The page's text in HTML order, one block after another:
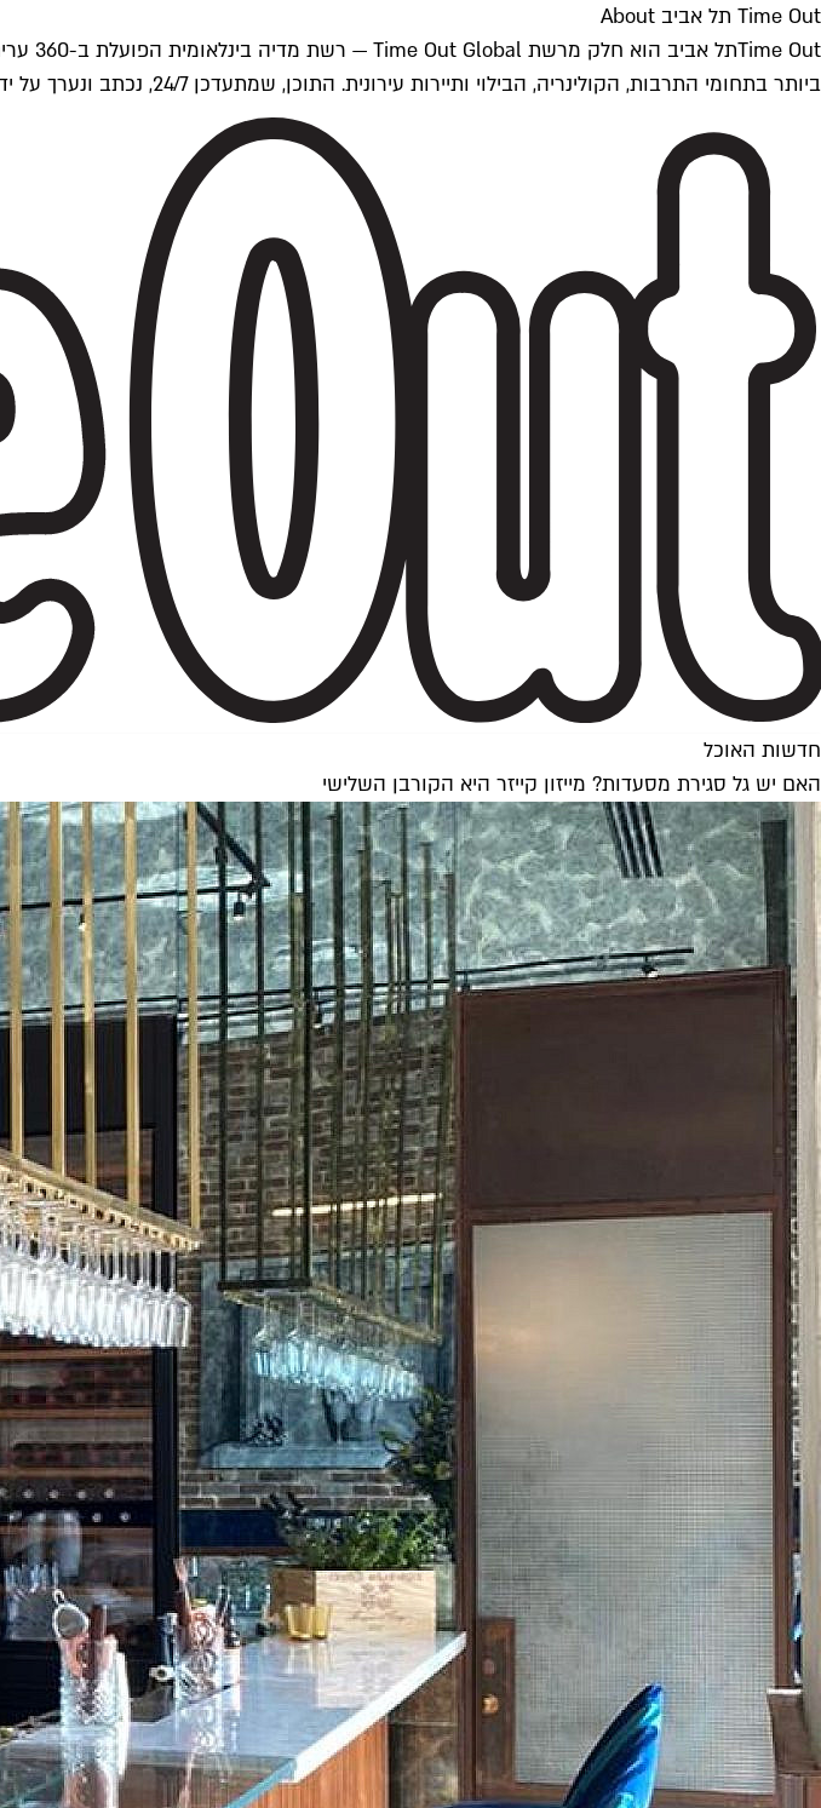
Time Out תל אביב About
ביותר בתחומי התרבות, הקולינריה, הבילוי ותיירות עירונית. התוכן, שמתעדכן 24/7, נכתב ונערך על ידי צוות עיתונאים מקצועי מקומי בישראל, בהתאם לסטנדרטים של Time Out העולמית.
חדשות האוכל
האם יש גל סגירת מסעדות? מייזון קייזר היא הקורבן השלישי